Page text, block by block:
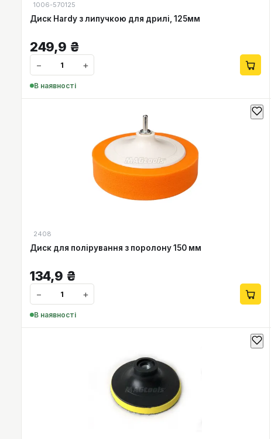
1006-570125
Диск Hardy з липучкою для дрилі, 125мм
249,9 ₴
− +
В наявності
2408
Диск для полірування з поролону 150 мм
134,9 ₴
− +
В наявності